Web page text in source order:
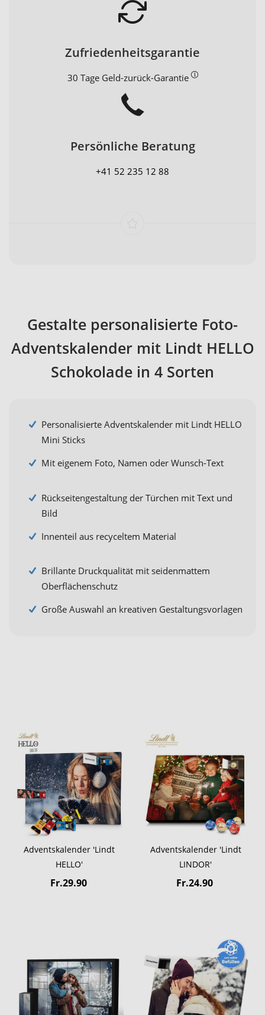
Zufriedenheitsgarantie
30 Tage Geld-zurück-Garantie
Persönliche Beratung
+41 52 235 12 88
Gestalte personalisierte Foto-
Adventskalender mit Lindt HELLO
Schokolade in 4 Sorten
Personalisierte Adventskalender mit Lindt HELLO
Mini Sticks
Mit eigenem Foto, Namen oder Wunsch-Text
Rückseitengestaltung der Türchen mit Text und
Bild
Innenteil aus recyceltem Material
Brillante Druckqualität mit seidenmattem
Oberflächenschutz
Große Auswahl an kreativen Gestaltungsvorlagen
Adventskalender 'Lindt
HELLO'
Fr.29.90
Adventskalender 'Lindt
LINDOR'
Fr.24.90